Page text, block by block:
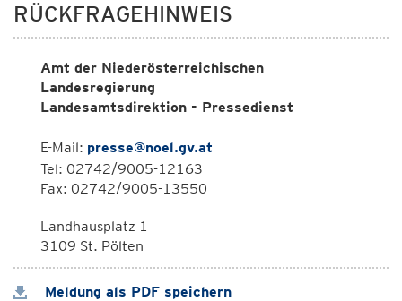
RÜCKFRAGEHINWEIS
Amt der Niederösterreichischen
Landesregierung
Landesamtsdirektion - Pressedienst
E-Mail: presse@noel.gv.at
Tel: 02742/9005-12163
Fax: 02742/9005-13550
Landhausplatz 1
3109 St. Pölten
Meldung als PDF speichern